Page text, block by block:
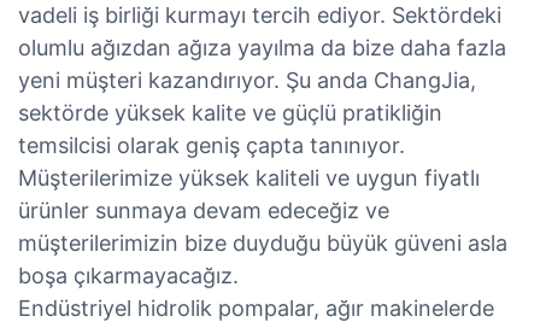
vadeli iş birliği kurmayı tercih ediyor. Sektördeki
olumlu ağızdan ağıza yayılma da bize daha fazla
yeni müşteri kazandırıyor. Şu anda ChangJia,
sektörde yüksek kalite ve güçlü pratikliğin
temsilcisi olarak geniş çapta tanınıyor.
Müşterilerimize yüksek kaliteli ve uygun fiyatlı
ürünler sunmaya devam edeceğiz ve
müşterilerimizin bize duyduğu büyük güveni asla
boşa çıkarmayacağız.
Endüstriyel hidrolik pompalar, ağır makinelerde